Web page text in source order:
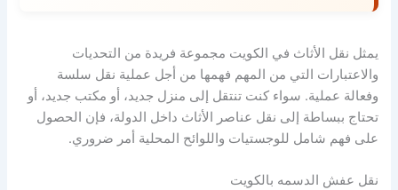
يمثل نقل الأثاث في الكويت مجموعة فريدة من التحديات
والاعتبارات التي من المهم فهمها من أجل عملية نقل سلسة
وفعالة عملية. سواء كنت تنتقل إلى منزل جديد، أو مكتب جديد، أو
تحتاج ببساطة إلى نقل عناصر الأثاث داخل الدولة، فإن الحصول
على فهم شامل للوجستيات واللوائح المحلية أمر ضروري.
نقل عفش الدسمه بالكويت